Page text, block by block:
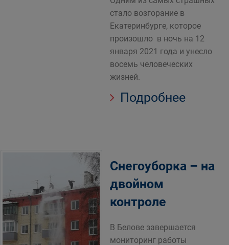
стало возгорание в
Екатеринбурге, которое
произошло в ночь на 12
января 2021 года и унесло
восемь человеческих
жизней.
Подробнее
Снегоуборка – на
двойном
контроле
В Белове завершается
мониторинг работы